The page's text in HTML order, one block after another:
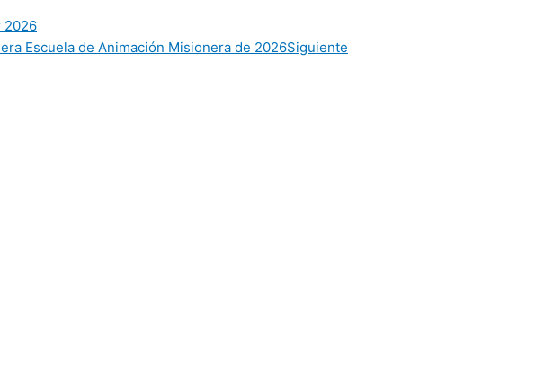
2026
Escuela de Animación Misionera de 2026Siguiente